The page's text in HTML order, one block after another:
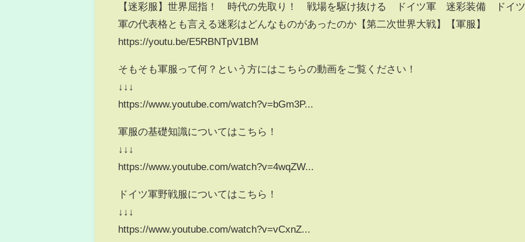
【迷彩服】世界屈指！ 時代の先取り！ 戦場を駆け抜ける ドイツ軍 迷彩装備 ドイツ
軍の代表格とも言える迷彩はどんなものがあったのか【第二次世界大戦】【軍服】
https://youtu.be/E5RBNTpV1BM
そもそも軍服って何？という方にはこちらの動画をご覧ください！
↓↓↓
https://www.youtube.com/watch?v=bGm3P...
軍服の基礎知識についてはこちら！
↓↓↓
https://www.youtube.com/watch?v=4wqZW...
ドイツ軍野戦服についてはこちら！
↓↓↓
https://www.youtube.com/watch?v=vCxnZ...